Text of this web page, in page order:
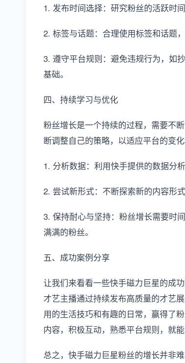
1. 发布时间选择：研究粉丝的活跃时
2. 标签与话题：合理使用标签和话题
3. 遵守平台规则：避免违规行为，如
基础。
四、持续学习与优化
粉丝增长是一个持续的过程，需要不
断调整自己的策略，以适应平台的变化
1. 分析数据：利用快手提供的数据分
2. 尝试新形式：不断探索新的内容形
3. 保持耐心与坚持：粉丝增长需要时
满满的粉丝。
五、成功案例分享
让我们来看看一些快手磁力巨星的成
才艺主播通过持续发布高质量的才艺
用的生活技巧和有趣的日常，赢得了
内容，积极互动，熟悉平台规则，就
总之，快手磁力巨星粉丝的增长并非